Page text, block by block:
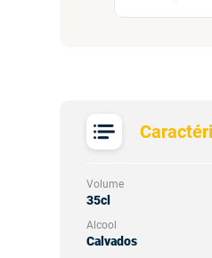
Volume
35cl
Alcool
Calvados